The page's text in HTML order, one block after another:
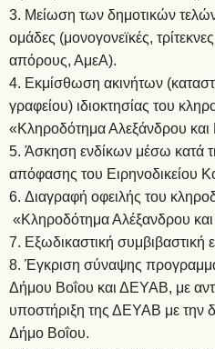
Μείωση των δημοτικών
ομάδες (μονογονεϊκές,
απόρους, ΑμεΑ).
Εκμίσθωση ακινήτων
γραφείου) ιδιοκτησίας του
«Κληροδότημα Αλεξάνδρου
Άσκηση ενδίκων μέσω κατά
απόφασης του Ειρηνοδικείου
Διαγραφή οφειλής του
«Κληροδότημα Αλέξανδρου
Εξωδικαστική συμβιβαστική
Έγκριση σύναψης
Δήμου Βοΐου και ΔΕΥΑΒ, με
υποστήριξη της ΔΕΥΑΒ με την
Δήμο Βοΐου.